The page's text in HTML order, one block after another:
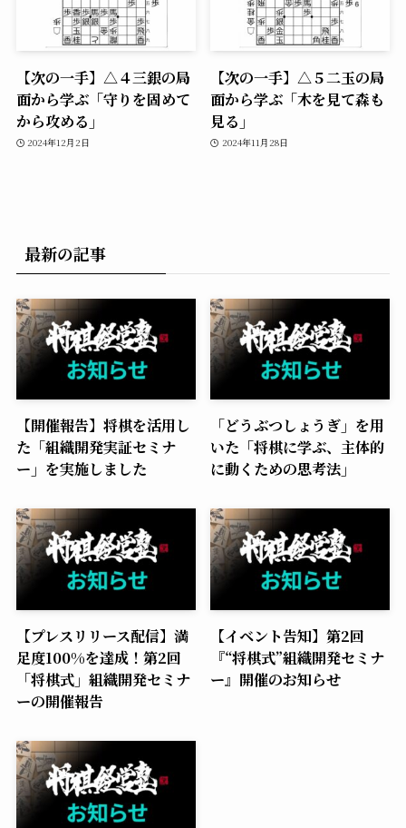
【次の一手】△４三銀の局
面から学ぶ「守りを固めて
から攻める」
2024年12月2日
【次の一手】△５二玉の局
面から学ぶ「木を見て森も
見る」
2024年11月28日
最新の記事
【開催報告】将棋を活用し
た「組織開発実証セミナ
ー」を実施しました
「どうぶつしょうぎ」を用
いた「将棋に学ぶ、主体的
に動くための思考法」
【プレスリリース配信】満
足度100%を達成！第2回
「将棋式」組織開発セミナ
ーの開催報告
【イベント告知】第2回
『“将棋式”組織開発セミナ
ー』開催のお知らせ